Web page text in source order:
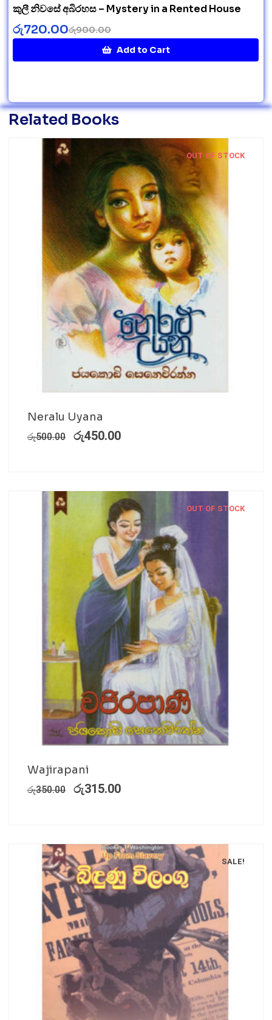
කුලී නිවසේ අබිරහස – Mystery in a Rented House
රු900.00
රු720.00
Add to Cart
Related Books
OUT OF STOCK
Neralu Uyana
රු500.00 රු450.00
OUT OF STOCK
Wajirapani
රු350.00 රු315.00
SALE!